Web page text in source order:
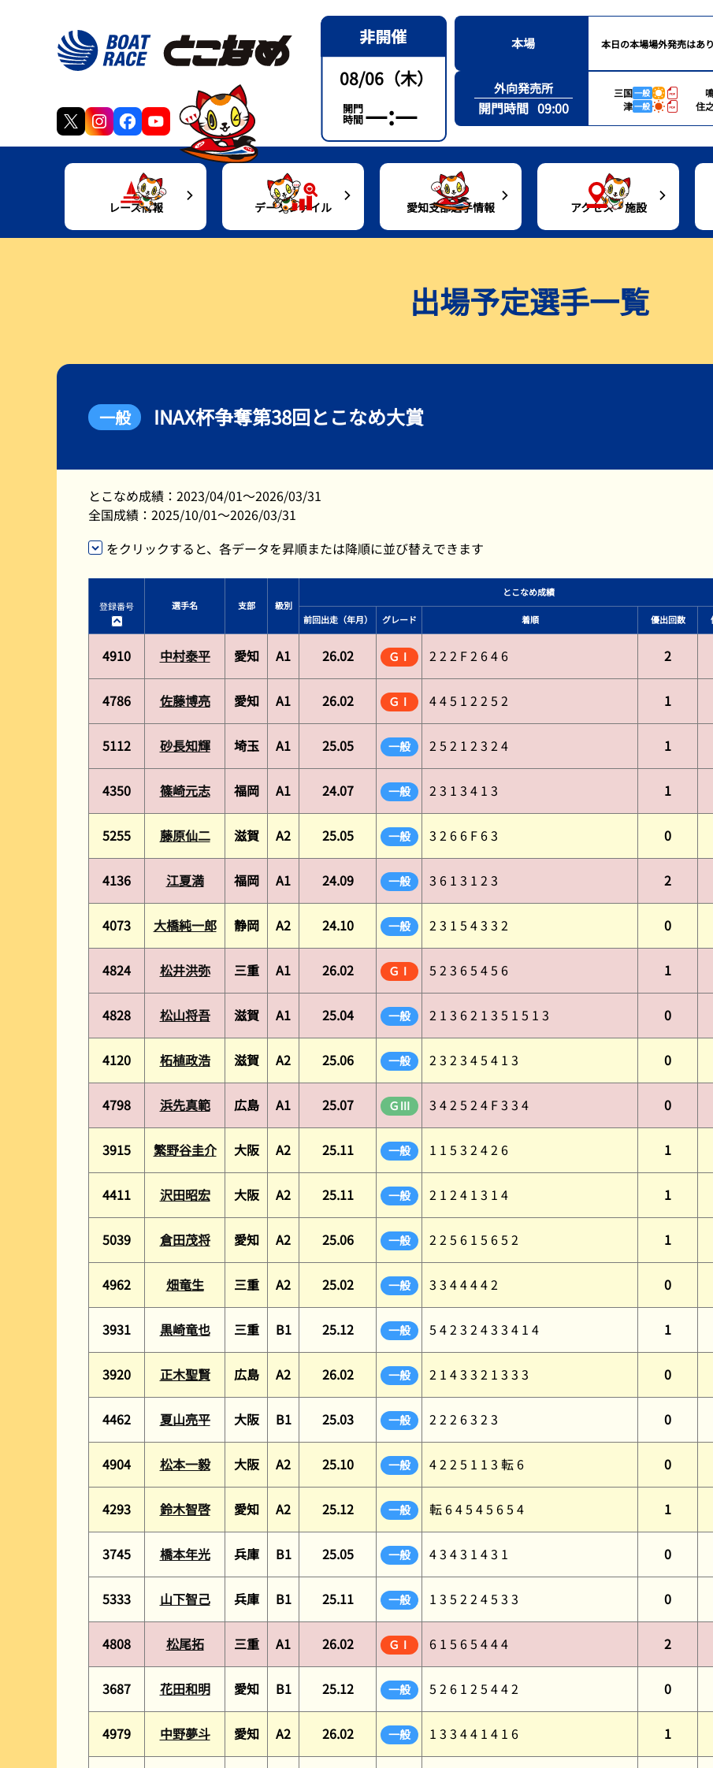
本場 本日の本場場外発売はあ
外向発売所
開門時間 09:00
三国一般
津一般 住
08/06（木）
開門
時間—:—
レース情報
レース展望
シリーズインデックス
過去の結果一覧
データファイル
水面特性・進入コース別情報
愛知支部選手情報
愛知支部選手月別優勝者一覧
アクセス・施設
グルメ案内
出場予定選手一覧
一般 INAX杯争奪第38回とこなめ大賞
とこなめ成績：2023/04/01～2026/03/31
全国成績：2025/10/01～2026/03/31
をクリックすると、各データを昇順または降順に並び替えできます
登録番号 選手名 支部 級別
とこなめ成績
前回出走（年月） グレード 着順 優出回数
4910 中村泰平 愛知 A1 26.02 ＧⅠ 2 2 2 F 2 6 4 6 2
4786 佐藤博亮 愛知 A1 26.02 ＧⅠ 4 4 5 1 2 2 5 2 1
5112 砂長知輝 埼玉 A1 25.05 一般 2 5 2 1 2 3 2 4 1
4350 篠崎元志 福岡 A1 24.07 一般 2 3 1 3 4 1 3 1
5255 藤原仙二 滋賀 A2 25.05 一般 3 2 6 6 F 6 3 0
4136 江夏満 福岡 A1 24.09 一般 3 6 1 3 1 2 3 2
4073 大橋純一郎 静岡 A2 24.10 一般 2 3 1 5 4 3 3 2 0
4824 松井洪弥 三重 A1 26.02 ＧⅠ 5 2 3 6 5 4 5 6 1
4828 松山将吾 滋賀 A1 25.04 一般 2 1 3 6 2 1 3 5 1 5 1 3 0
4120 柘植政浩 滋賀 A2 25.06 一般 2 3 2 3 4 5 4 1 3 0
4798 浜先真範 広島 A1 25.07 ＧⅢ 3 4 2 5 2 4 F 3 3 4 0
3915 繁野谷圭介 大阪 A2 25.11 一般 1 1 5 3 2 4 2 6 1
4411 沢田昭宏 大阪 A2 25.11 一般 2 1 2 4 1 3 1 4 1
5039 倉田茂将 愛知 A2 25.06 一般 2 2 5 6 1 5 6 5 2 1
4962 畑竜生 三重 A2 25.02 一般 3 3 4 4 4 4 2 0
3931 黒崎竜也 三重 B1 25.12 一般 5 4 2 3 2 4 3 3 4 1 4 1
3920 正木聖賢 広島 A2 26.02 一般 2 1 4 3 3 2 1 3 3 3 0
4462 夏山亮平 大阪 B1 25.03 一般 2 2 2 6 3 2 3 0
4904 松本一毅 大阪 A2 25.10 一般 4 2 2 5 1 1 3 転 6 0
4293 鈴木智啓 愛知 A2 25.12 一般 転 6 4 5 4 5 6 5 4 1
3745 橋本年光 兵庫 B1 25.05 一般 4 3 4 3 1 4 3 1 0
5333 山下智己 兵庫 B1 25.11 一般 1 3 5 2 2 4 5 3 3 0
4808 松尾拓 三重 A1 26.02 ＧⅠ 6 1 5 6 5 4 4 4 2
3687 花田和明 愛知 B1 25.12 一般 5 2 6 1 2 5 4 4 2 0
4979 中野夢斗 愛知 A2 26.02 一般 1 3 3 4 4 1 4 1 6 1